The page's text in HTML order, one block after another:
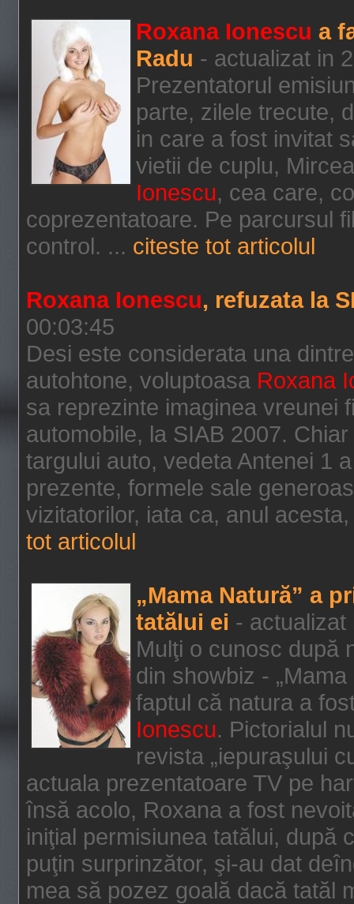
Roxana Ionescu a
Radu - actualizat in
Prezentatorul
parte, zilele trecute,
in care a fost invitat
vietii de cuplu,
Ionescu, cea care,
coprezentatoare. Pe parcursul
control. ... citeste tot articolul
Roxana Ionescu, refuzata la
00:03:45
Desi este considerata una
autohtone, voluptoasa Roxana
sa reprezinte imaginea vreunei
automobile, la SIAB 2007.
targului auto, vedeta Antenei 1
prezente, formele sale
vizitatorilor, iata ca, anul
tot articolul
„Mama Natură” a
tatălui ei - actualizat
Mulţi o cunosc după
din showbiz -
faptul că natura a
Ionescu. Pictorialul
revista „iepuraşului
actuala prezentatoare TV pe
însă acolo, Roxana a fost
iniţial permisiunea tatălui, după
puţin surprinzător, şi-au dat
mea să pozez goală dacă tatăl